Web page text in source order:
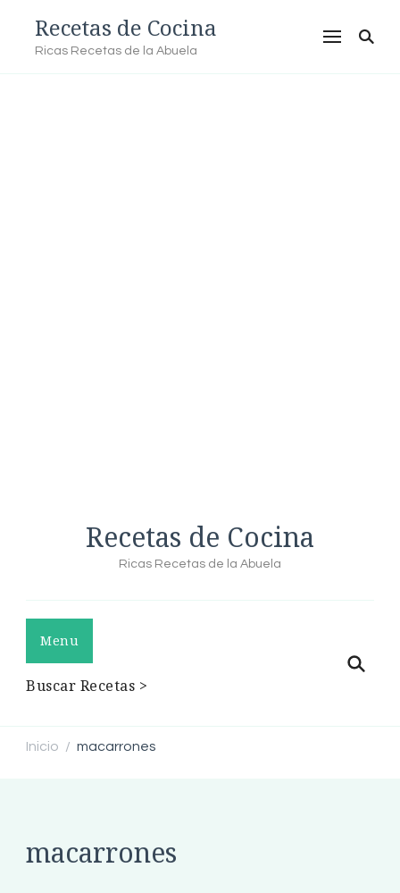
Recetas de Cocina
Ricas Recetas de la Abuela
Recetas de Cocina
Ricas Recetas de la Abuela
Menu
Buscar Recetas >
Inicio / macarrones
macarrones